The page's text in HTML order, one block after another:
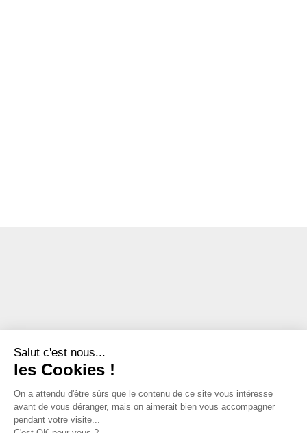
Salut c'est nous...
les Cookies !
On a attendu d'être sûrs que le contenu de ce site vous intéresse
avant de vous déranger, mais on aimerait bien vous accompagner
pendant votre visite...